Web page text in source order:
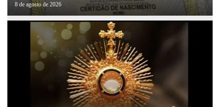
8 de agosto de 2026